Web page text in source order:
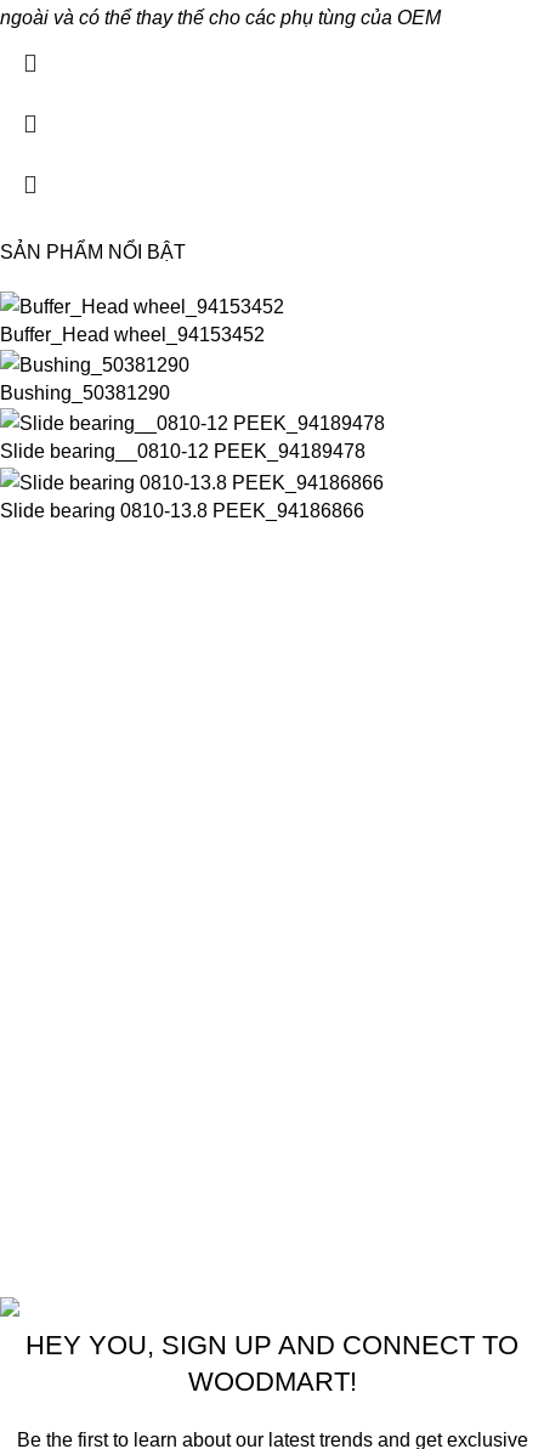
ngoài và có thể thay thế cho các phụ tùng của OEM
SẢN PHẨM NỔI BẬT
Buffer_Head wheel_94153452
Bushing_50381290
Slide bearing__0810-12 PEEK_94189478
Slide bearing 0810-13.8 PEEK_94186866
HEY YOU, SIGN UP AND CONNECT TO
WOODMART!
Be the first to learn about our latest trends and get exclusive